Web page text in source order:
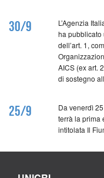
30/9
L’Agenzia
ha pubblicato
dell’art. 1,
AICS (ex art.
di sostegno
25/9
Da venerdì
terrà la prima
intitolata Il